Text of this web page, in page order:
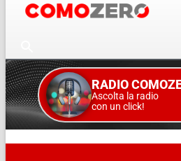
RADIO
Ascolta la radio
con un click!